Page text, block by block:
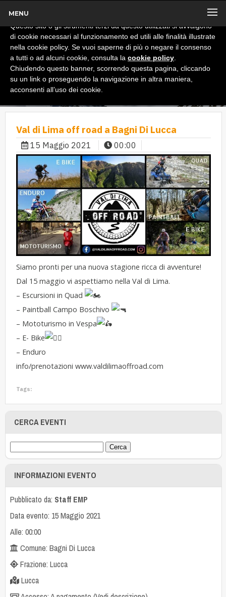
MENU
Val di Lima off road a Bagni Di Lucca
15 Maggio 2021 00:00
Siamo pronti per una nuova stagione ricca di avventure!
Dal 15 maggio vi aspettiamo nella Val di Lima.
– Escursioni in Quad
– Paintball Campo Boschivo
– Mototurismo in Vespa
– E- Bike
– Enduro
info/prenotazioniwww.valdilimaoffroad.com
Tags:
CERCA EVENTI
INFORMAZIONI EVENTO
Pubblicato da: Staff EMP
Data evento: 15 Maggio 2021
Alle: 00:00
Comune: Bagni Di Lucca
Frazione: Lucca
Lucca
x
Informativa
Questo sito o gli strumenti terzi da questo utilizzati si avvalgono
di cookie necessari al funzionamento ed utili alle finalità illustrate
nella cookie policy. Se vuoi saperne di più o negare il consenso
a tutti o ad alcuni cookie, consulta la cookie policy
Chiudendo questo banner, scorrendo questa pagina, cliccando
su un link o proseguendo la navigazione in altra maniera,
acconsenti all’uso dei cookie.